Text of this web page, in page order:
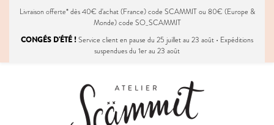
Livraison offerte* dès 40€ d'achat (France) code SCAMMIT ou 80€ (Europe &
Monde) code SO_SCAMMIT
CONGÉS D'ÉTÉ !Service client en pause du 25 juillet au 23 août • Expéditions
suspendues du 1er au 23 août